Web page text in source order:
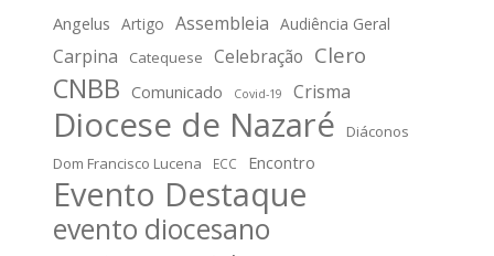
Angelus Artigo Assembleia Audiência Geral
Carpina Catequese Celebração Clero
CNBB Comunicado Covid-19 Crisma
Diocese de Nazaré
Diáconos
Dom Francisco Lucena
ECC Encontro
Evento Destaque
evento diocesano